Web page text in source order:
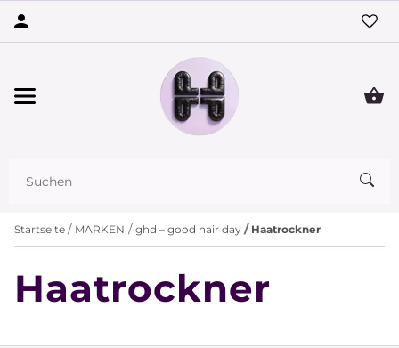
Startseite MARKEN ghd – good hair day Haatrockner
Haatrockner